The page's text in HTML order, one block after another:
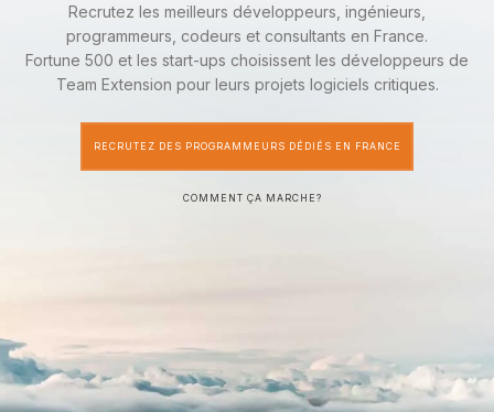
Recrutez les meilleurs développeurs, ingénieurs,
programmeurs, codeurs et consultants en France.
Fortune 500 et les start-ups choisissent les développeurs de
Team Extension pour leurs projets logiciels critiques.
RECRUTEZ DES PROGRAMMEURS DÉDIÉS EN FRANCE
COMMENT ÇA MARCHE?